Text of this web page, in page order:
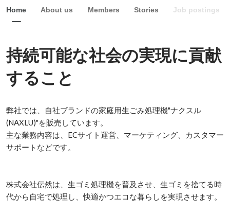
Home About us Members Stories Job postings
持続可能な社会の実現に貢献
すること
弊社では、自社ブランドの家庭用生ごみ処理機"ナクスル
(NAXLU)"を販売しています。
主な業務内容は、ECサイト運営、マーケティング、カスタマー
サポートなどです。
株式会社伝然は、生ゴミ処理機を普及させ、生ゴミを捨てる時
代から自宅で処理し、快適かつエコな暮らしを実現させます。